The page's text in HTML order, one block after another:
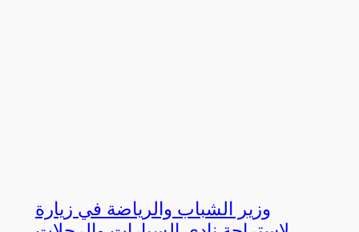
وزير الشباب والرياضة في زيارة